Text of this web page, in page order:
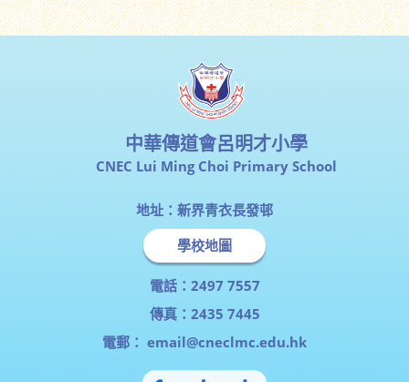
中華傳道會呂明才小學
CNEC Lui Ming Choi Primary School
地址：新界青衣長發邨
學校地圖
電話：2497 7557
傳真：2435 7445
電郵： email@cneclmc.edu.hk